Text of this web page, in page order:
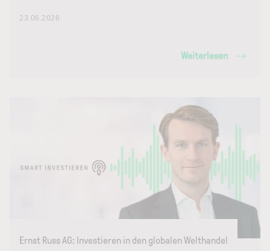
23.06.2026
Weiterlesen
Ernst Russ AG: Investieren in den globalen Welthandel